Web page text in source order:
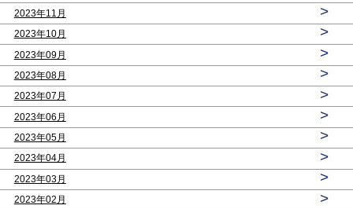
2023年11月 >
2023年10月 >
2023年09月 >
2023年08月 >
2023年07月 >
2023年06月 >
2023年05月 >
2023年04月 >
2023年03月 >
2023年02月 >